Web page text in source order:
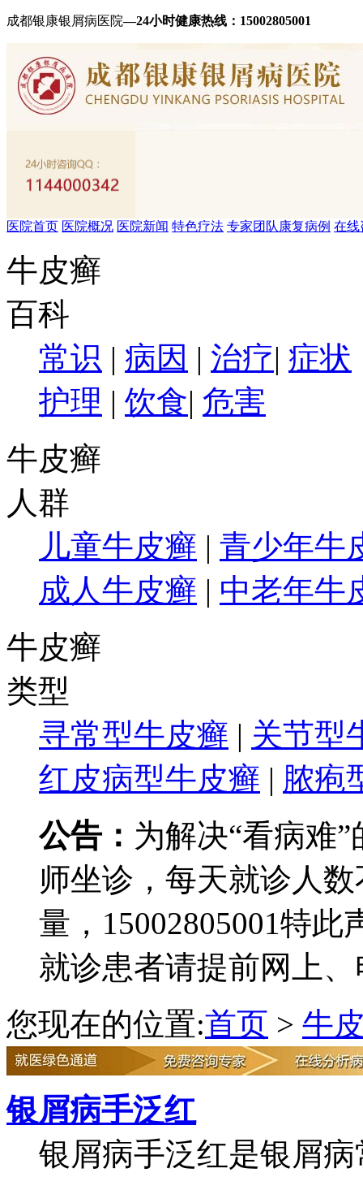
成都银康银屑病医院—24小时健康热线： 15002805001
医院首页 医院概况 医院新闻 特色疗法 专家团队 康复病例 在线
牛皮癣
百科
常识 | 病因 | 治疗| 症状
护理 | 饮食| 危害
牛皮癣
人群
儿童牛皮癣 | 青少年牛
成人牛皮癣 | 中老年牛
牛皮癣
类型
寻常型牛皮癣 | 关节型
红皮病型牛皮癣 | 脓疱
公告： 为解决“看病难
师坐诊，每天就诊人
量，15002805001特
就诊患者请提前网上
您现在的位置:首页 > 牛
银屑病手泛红
银屑病手泛红是银屑